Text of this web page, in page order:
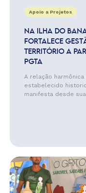
Apoio a Projetos
NA ILHA DO
FORTALECE
TERRITÓRIO A
PGTA
A relação
estabelecido
manifesta desde